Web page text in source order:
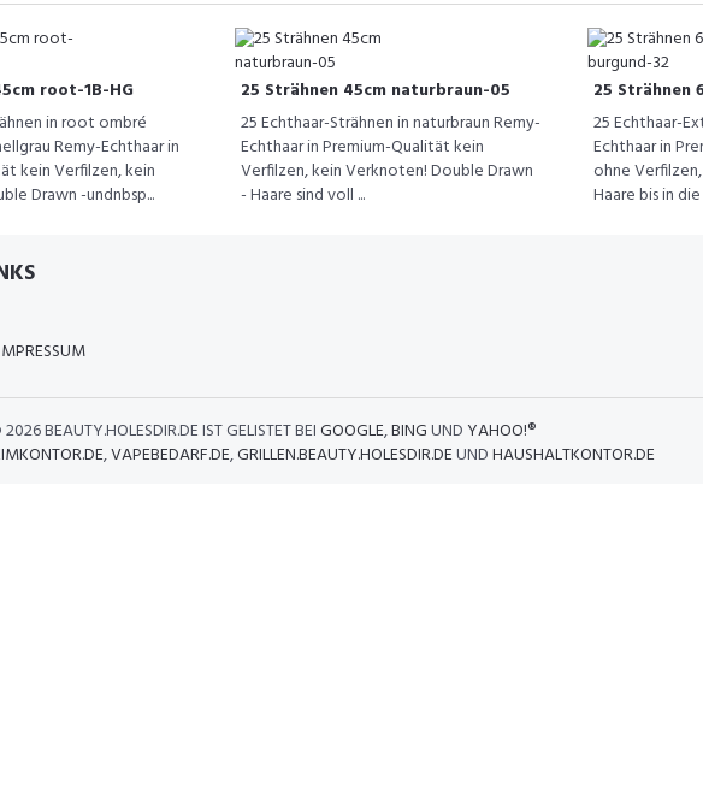
root-1B-HG
in root ombré
Remy-Echthaar in
kein Verfilzen, kein
Drawn -undnbsp...
25 Strähnen 45cm naturbraun-05
25 Echthaar-Strähnen in naturbraun Remy-
Echthaar in Premium-Qualität kein
Verfilzen, kein Verknoten! Double Drawn
- Haare sind voll ...
25 Strähnen
25 Echthaar-
Echthaar in
ohne
Haare bis in
2026 BEAUTY.HOLESDIR.DE IST GELISTET BEIGOOGLE,BINGUND YAHOO!®
,VAPEBEDARF.DE,GRILLEN.BEAUTY.HOLESDIR.DEUNDHAUSHALTKONTOR.DE